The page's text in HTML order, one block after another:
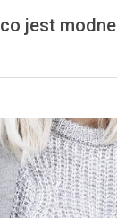
co jest modne